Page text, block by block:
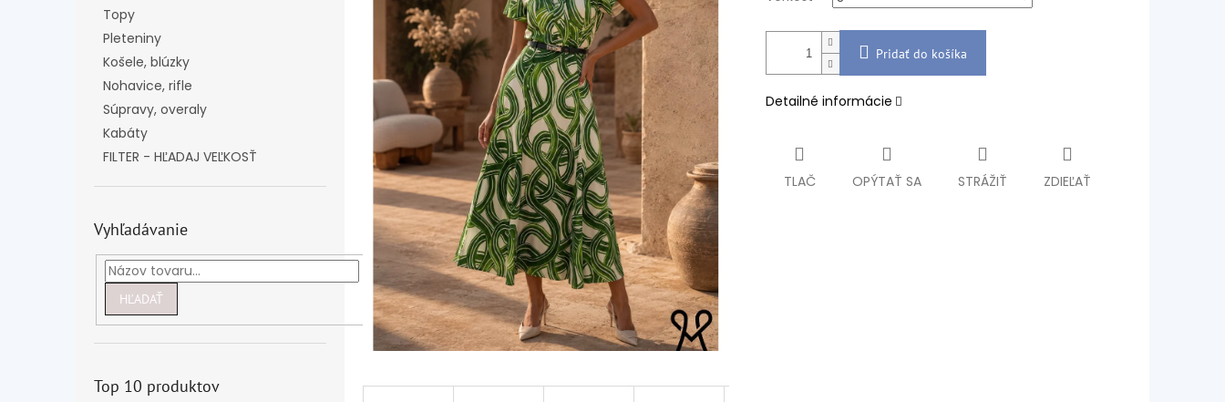
Topy
Pleteniny
Košele, blúzky
Nohavice, rifle
Súpravy, overaly
Kabáty
FILTER - HĽADAJ VEĽKOSŤ
Vyhľadávanie
HĽADAŤ
Top 10 produktov
Pridať do košíka
Detailné informácie
TLAČ OPÝTAŤ SA STRÁŽIŤ ZDIEĽAŤ